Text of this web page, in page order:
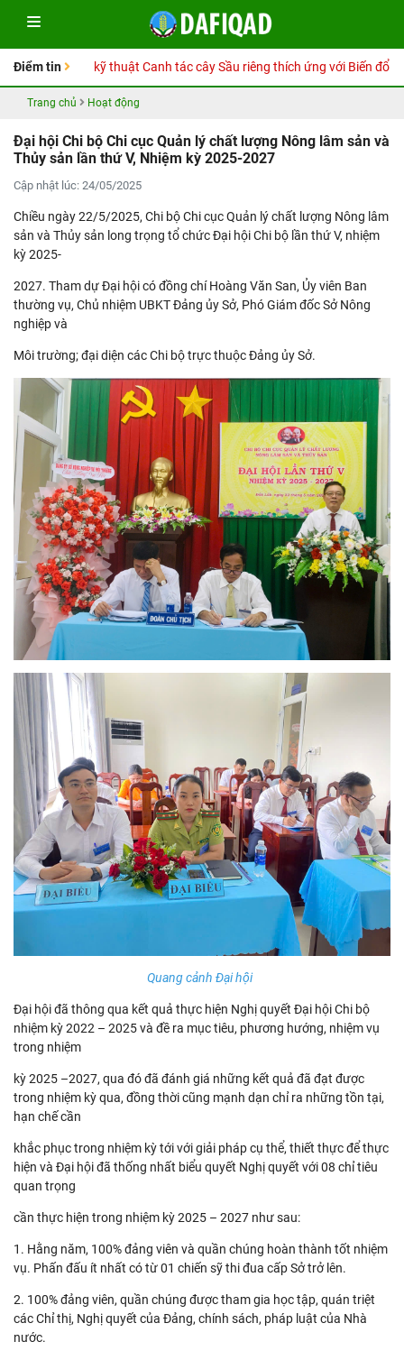
Điểm tin
Hướng dẫn kỹ thuật Canh tác cây Sầu riêng thích ứng với Biến đổi khí
Trang chủ Hoạt động
Đại hội Chi bộ Chi cục Quản lý chất lượng Nông lâm sản và
Thủy sản lần thứ V, Nhiệm kỳ 2025-2027
Cập nhật lúc: 24/05/2025
Chiều ngày 22/5/2025, Chi bộ Chi cục Quản lý chất lượng Nông lâm
sản và Thủy sản long trọng tổ chức Đại hội Chi bộ lần thứ V, nhiệm
kỳ 2025-
2027. Tham dự Đại hội có đồng chí Hoàng Văn San, Ủy viên Ban
thường vụ, Chủ nhiệm UBKT Đảng ủy Sở, Phó Giám đốc Sở Nông
nghiệp và
Môi trường; đại diện các Chi bộ trực thuộc Đảng ủy Sở.
Quang cảnh Đại hội
Đại hội đã thông qua kết quả thực hiện Nghị quyết Đại hội Chi bộ
nhiệm kỳ 2022 – 2025 và đề ra mục tiêu, phương hướng, nhiệm vụ
trong nhiệm
kỳ 2025 –2027, qua đó đã đánh giá những kết quả đã đạt được
trong nhiệm kỳ qua, đồng thời cũng mạnh dạn chỉ ra những tồn tại,
hạn chế cần
khắc phục trong nhiệm kỳ tới với giải pháp cụ thể, thiết thực để thực
hiện và Đại hội đã thống nhất biểu quyết Nghị quyết với 08 chỉ tiêu
quan trọng
cần thực hiện trong nhiệm kỳ 2025 – 2027 như sau:
1. Hằng năm, 100% đảng viên và quần chúng hoàn thành tốt nhiệm
vụ. Phấn đấu ít nhất có từ 01 chiến sỹ thi đua cấp Sở trở lên.
2. 100% đảng viên, quần chúng được tham gia học tập, quán triệt
các Chỉ thị, Nghị quyết của Đảng, chính sách, pháp luật của Nhà
nước.